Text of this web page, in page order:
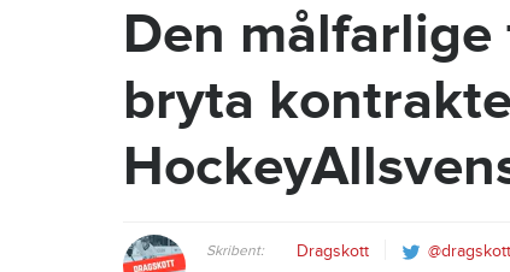
Den
bryta
Skribent: Dragskott @dragskott_